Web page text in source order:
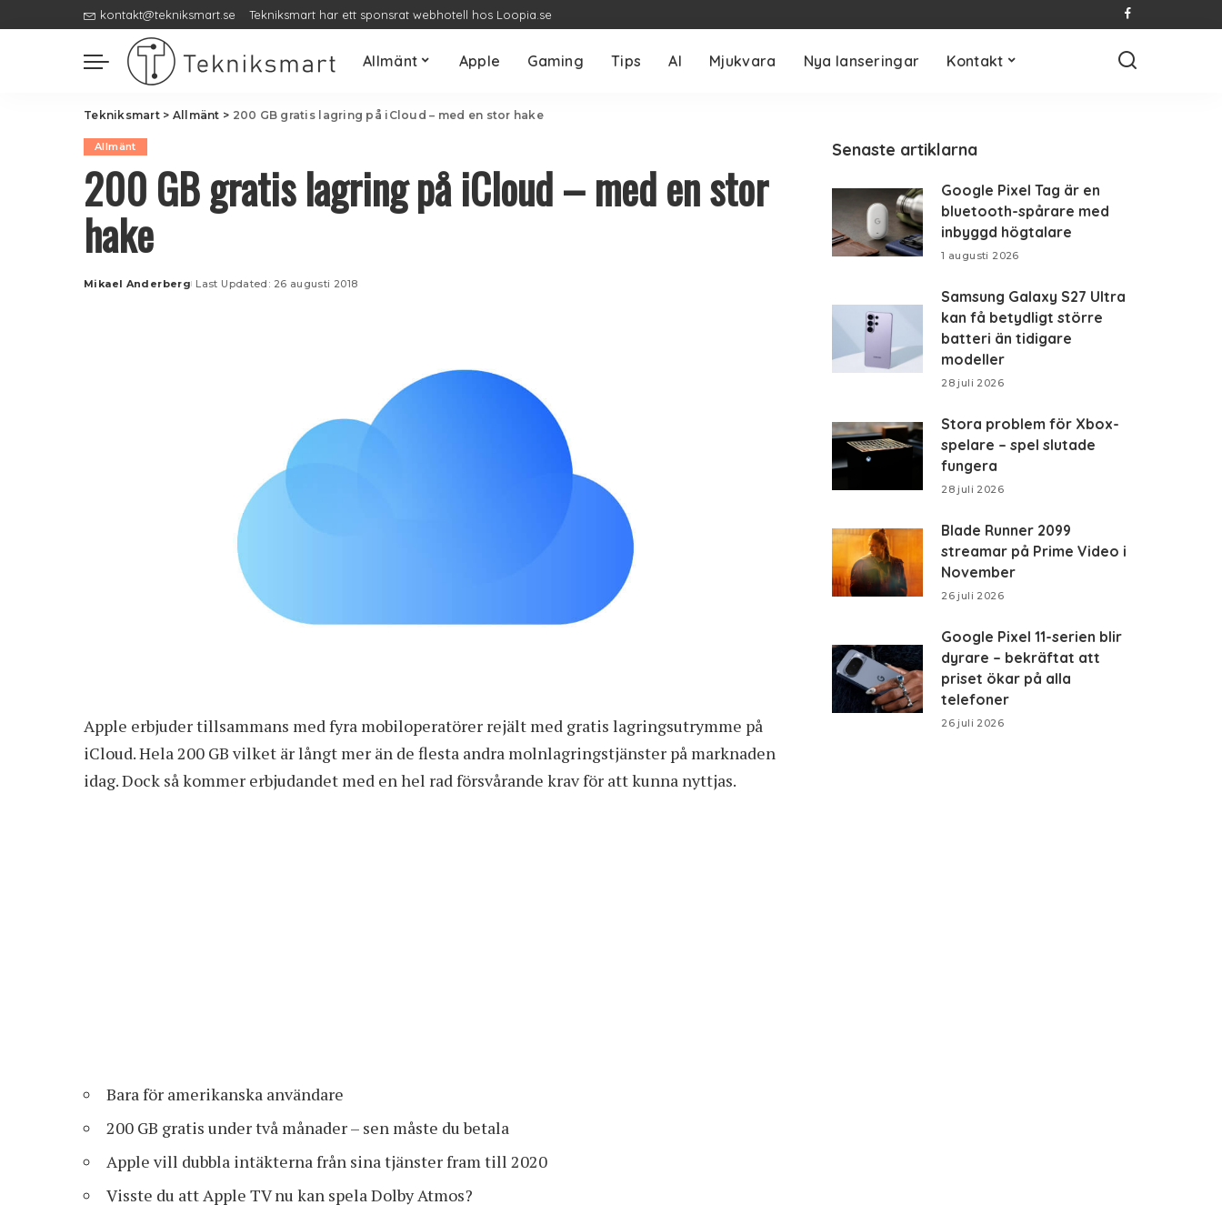
kontakt@tekniksmart.se Tekniksmart har ett sponsrat webhotell hos Loopia.se
Allmänt Apple Gaming Tips AI Mjukvara Nya lanseringar Kontakt
Tekniksmart> Allmänt > 200 GB gratis lagring på iCloud – med en stor hake
Allmänt
200 GB gratis lagring på iCloud – med en stor
hake
Posted
Mikael Anderberg Last Updated: 26 augusti 2018
Apple erbjuder tillsammans med fyra mobiloperatörer rejält med gratis lagringsutrymme på
iCloud. Hela 200 GB vilket är långt mer än de flesta andra molnlagringstjänster på marknaden
idag. Dock så kommer erbjudandet med en hel rad försvårande krav för att kunna nyttjas.
Bara för amerikanska användare
200 GB gratis under två månader – sen måste du betala
Apple vill dubbla intäkterna från sina tjänster fram till 2020
Visste du att Apple TV nu kan spela Dolby Atmos?
Senaste artiklarna
Google Pixel Tag är en
bluetooth-spårare med
inbyggd högtalare
1 augusti 2026
Samsung Galaxy S27 Ultra
kan få betydligt större
batteri än tidigare
modeller
28 juli 2026
Stora problem för Xbox-
spelare – spel slutade
fungera
28 juli 2026
Blade Runner 2099
streamar på Prime Video i
November
26 juli 2026
Google Pixel 11-serien blir
dyrare – bekräftat att
priset ökar på alla
telefoner
26 juli 2026